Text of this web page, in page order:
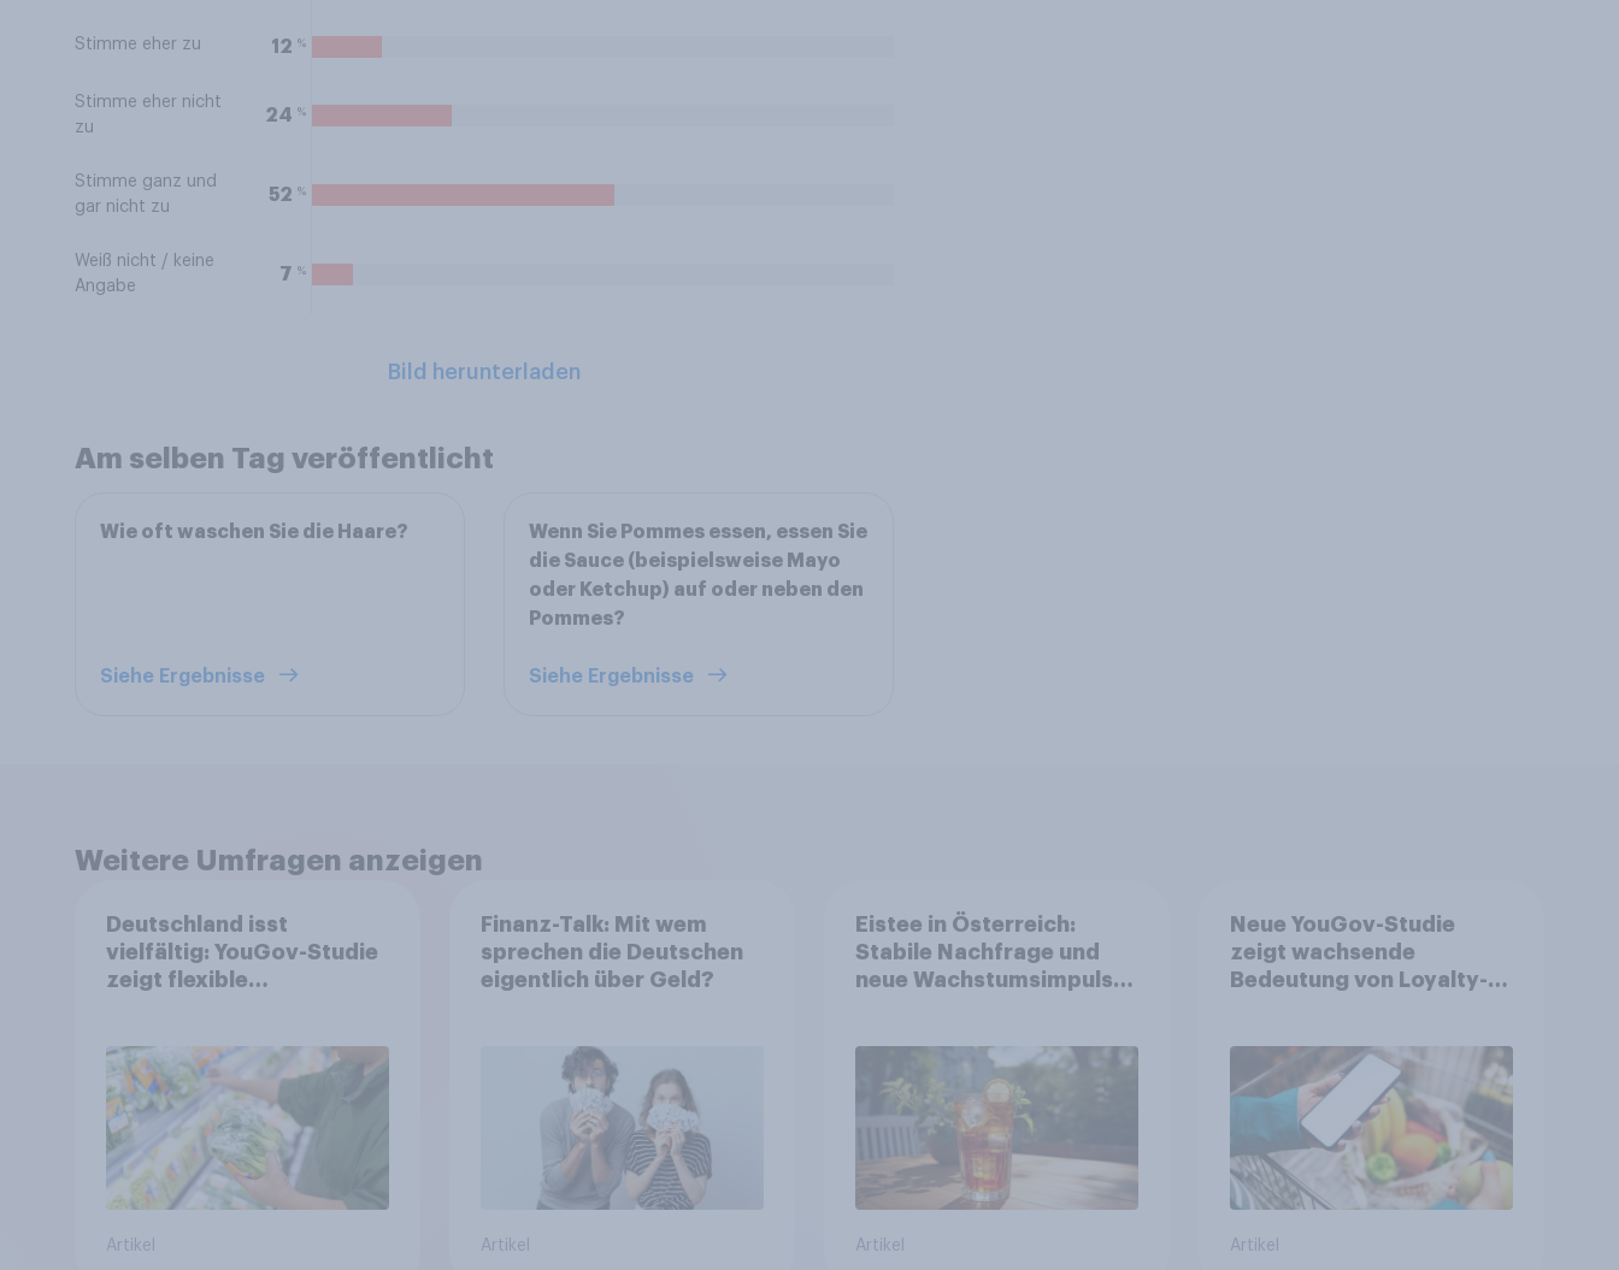
Stimme eher zu 12 %
Stimme eher nicht
zu
24 %
Stimme ganz und
gar nicht zu
52 %
Weiß nicht / keine
Angabe
7 %
Bild herunterladen
Am selben Tag veröffentlicht
Wie oft waschen Sie die Haare?
Siehe Ergebnisse
Wenn Sie Pommes essen, essen Sie
die Sauce (beispielsweise Mayo
oder Ketchup) auf oder neben den
Pommes?
Siehe Ergebnisse
Weitere Umfragen anzeigen
Deutschland isst
vielfältig: YouGov-Studie
zeigt flexible
Artikel
Finanz-Talk: Mit wem
sprechen die Deutschen
eigentlich über Geld?
Artikel
Eistee in Österreich:
Stabile Nachfrage und
neue Wachstumsimpulse
Artikel
Neue YouGov-Studie
zeigt wachsende
Bedeutung von Loyalty-
Artikel